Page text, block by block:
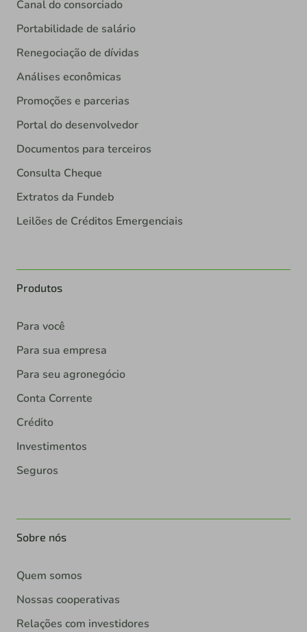
Canal do consorciado
Portabilidade de salário
Renegociação de dívidas
Análises econômicas
Promoções e parcerias
Portal do desenvolvedor
Documentos para terceiros
Consulta Cheque
Extratos da Fundeb
Leilões de Créditos Emergenciais
Produtos
Para você
Para sua empresa
Para seu agronegócio
Conta Corrente
Crédito
Investimentos
Seguros
Sobre nós
Quem somos
Nossas cooperativas
Relações com investidores